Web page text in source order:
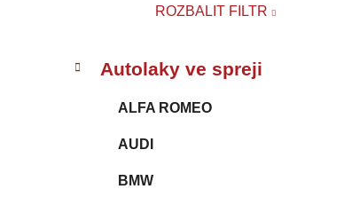
l
ROZBALIT FILTR
kategorie
a
Autolaky ve spreji
ALFA ROMEO
AUDI
BMW